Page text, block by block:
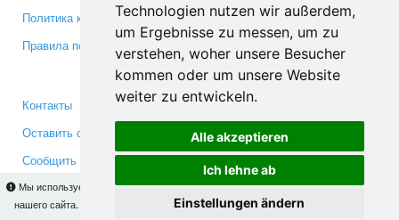
Technologien nutzen wir außerdem,
um Ergebnisse zu messen, um zu
verstehen, woher unsere Besucher
kommen oder um unsere Website
weiter zu entwickeln.
Alle akzeptieren
Ich lehne ab
Einstellungen ändern
Мы используем cookies для того, чтобы Вы могли использовать весь функционал
нашего сайта. На
Вы сможете узнать подробности и, при желании,
Политика конфиденциальности
Правила пользования
Инвесторам
Медиа
Контакты
Оставить отзыв
Сообщить об ошибке
Facebook
Twitter
YouTube
Google+